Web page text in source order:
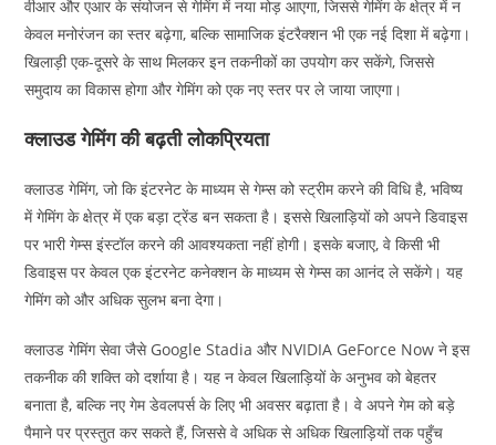
वीआर और एआर के संयोजन से गेमिंग में नया मोड़ आएगा, जिससे गेमिंग के क्षेत्र में न
केवल मनोरंजन का स्तर बढ़ेगा, बल्कि सामाजिक इंटरैक्शन भी एक नई दिशा में बढ़ेगा।
खिलाड़ी एक-दूसरे के साथ मिलकर इन तकनीकों का उपयोग कर सकेंगे, जिससे
समुदाय का विकास होगा और गेमिंग को एक नए स्तर पर ले जाया जाएगा।
क्लाउड गेमिंग की बढ़ती लोकप्रियता
क्लाउड गेमिंग, जो कि इंटरनेट के माध्यम से गेम्स को स्ट्रीम करने की विधि है, भविष्य
में गेमिंग के क्षेत्र में एक बड़ा ट्रेंड बन सकता है। इससे खिलाड़ियों को अपने डिवाइस
पर भारी गेम्स इंस्टॉल करने की आवश्यकता नहीं होगी। इसके बजाए, वे किसी भी
डिवाइस पर केवल एक इंटरनेट कनेक्शन के माध्यम से गेम्स का आनंद ले सकेंगे। यह
गेमिंग को और अधिक सुलभ बना देगा।
क्लाउड गेमिंग सेवा जैसे Google Stadia और NVIDIA GeForce Now ने इस
तकनीक की शक्ति को दर्शाया है। यह न केवल खिलाड़ियों के अनुभव को बेहतर
बनाता है, बल्कि नए गेम डेवलपर्स के लिए भी अवसर बढ़ाता है। वे अपने गेम को बड़े
पैमाने पर प्रस्तुत कर सकते हैं, जिससे वे अधिक से अधिक खिलाड़ियों तक पहुँच